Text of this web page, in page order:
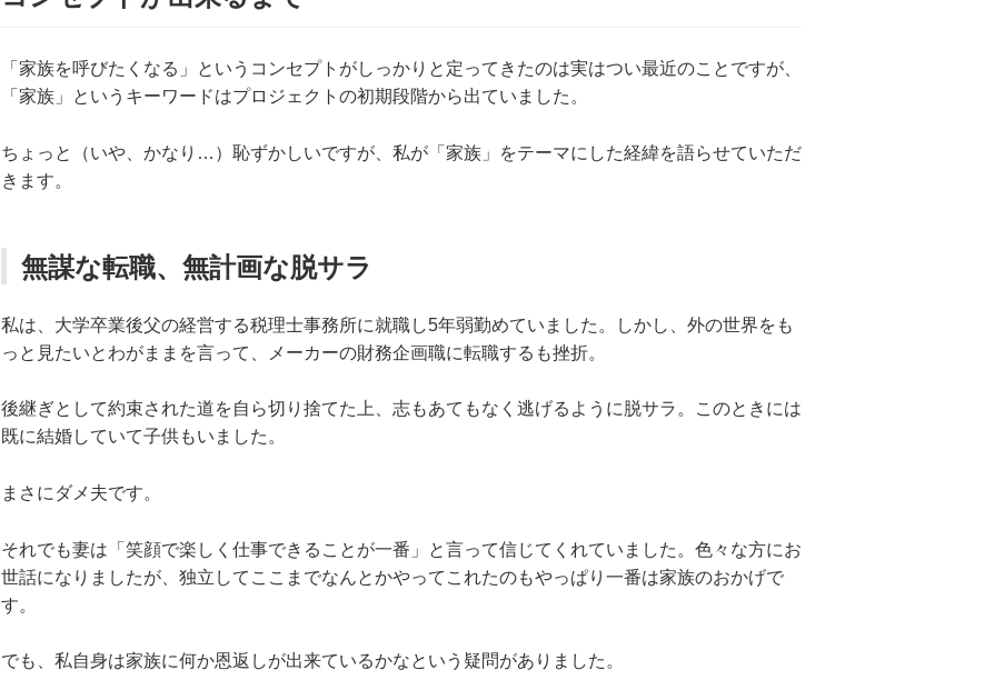
「家族を呼びたくなる」というコンセプトがしっかりと定ってきたのは実はつい最近のことですが、
「家族」というキーワードはプロジェクトの初期段階から出ていました。
ちょっと（いや、かなり…）恥ずかしいですが、私が「家族」をテーマにした経緯を語らせていただ
きます。
無謀な転職、無計画な脱サラ
私は、大学卒業後父の経営する税理士事務所に就職し5年弱勤めていました。しかし、外の世界をも
っと見たいとわがままを言って、メーカーの財務企画職に転職するも挫折。
後継ぎとして約束された道を自ら切り捨てた上、志もあてもなく逃げるように脱サラ。このときには
既に結婚していて子供もいました。
まさにダメ夫です。
それでも妻は「笑顔で楽しく仕事できることが一番」と言って信じてくれていました。色々な方にお
世話になりましたが、独立してここまでなんとかやってこれたのもやっぱり一番は家族のおかげで
す。
でも、私自身は家族に何か恩返しが出来ているかなという疑問がありました。